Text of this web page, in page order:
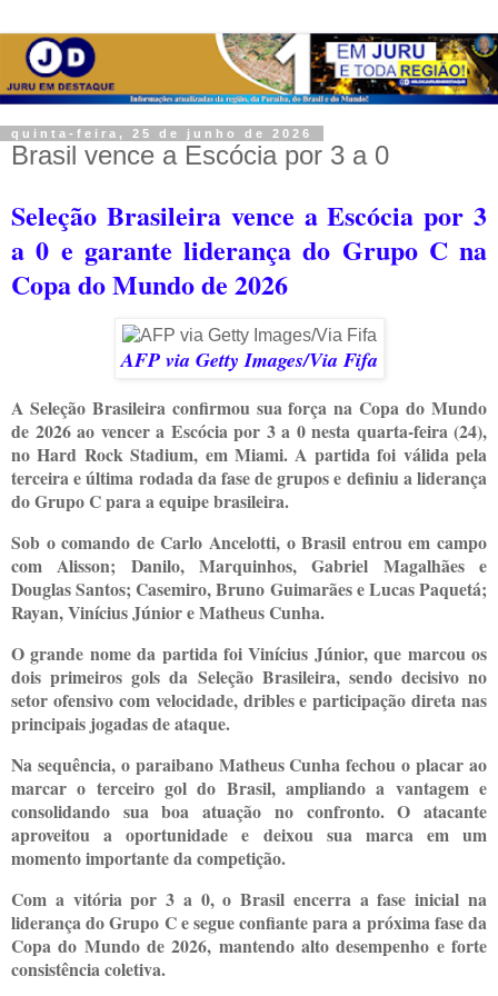
quinta-feira, 25 de junho de 2026
Brasil vence a Escócia por 3 a 0
Seleção Brasileira vence a Escócia por 3
a 0 e garante liderança do Grupo C na
Copa do Mundo de 2026
AFP via Getty Images/Via Fifa
A Seleção Brasileira confirmou sua força na Copa do Mundo
de 2026 ao vencer a Escócia por 3 a 0 nesta quarta-feira (24),
no Hard Rock Stadium, em Miami. A partida foi válida pela
terceira e última rodada da fase de grupos e definiu a liderança
do Grupo C para a equipe brasileira.
Sob o comando de Carlo Ancelotti, o Brasil entrou em campo
com Alisson; Danilo, Marquinhos, Gabriel Magalhães e
Douglas Santos; Casemiro, Bruno Guimarães e Lucas Paquetá;
Rayan, Vinícius Júnior e Matheus Cunha.
O grande nome da partida foi Vinícius Júnior, que marcou os
dois primeiros gols da Seleção Brasileira, sendo decisivo no
setor ofensivo com velocidade, dribles e participação direta nas
principais jogadas de ataque.
Na sequência, o paraibano Matheus Cunha fechou o placar ao
marcar o terceiro gol do Brasil, ampliando a vantagem e
consolidando sua boa atuação no confronto. O atacante
aproveitou a oportunidade e deixou sua marca em um
momento importante da competição.
Com a vitória por 3 a 0, o Brasil encerra a fase inicial na
liderança do Grupo C e segue confiante para a próxima fase da
Copa do Mundo de 2026, mantendo alto desempenho e forte
consistência coletiva.